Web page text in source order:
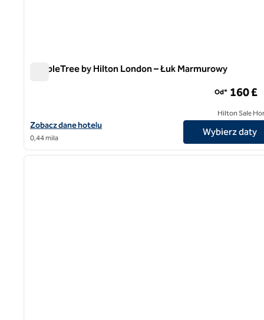
DoubleTree by Hilton London – Łuk Marmurowy
Zobacz szczegóły hotelu DoubleTree by Hilton London – Marble
Zobacz dane hotelu
0,44 mila
Od* 160 £
Hilton Sale
Wybierz daty
1 z 7